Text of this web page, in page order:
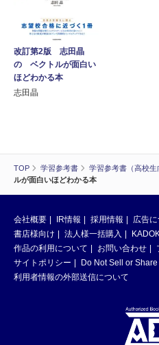
TOP 学習参考書 学習参考書（高校生
ルが面白いほどわかる本
改訂第2版 志田晶
の ベクトルが面白い
ほどわかる本
志田晶
会社概要 IR情報 採用情報 広告
書店様向け
法人様一括購入
作品の利用について
お問い合わせ
サイトポリシー
Do Not Sell or
利用者情報の外部送信について